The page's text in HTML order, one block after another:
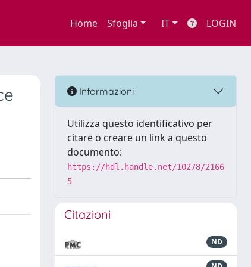
Home Sfoglia IT LOGIN
Informazioni
Utilizza questo identificativo per
citare o creare un link a questo
documento:
https://hdl.handle.net/10278/2166
5
Citazioni
ND